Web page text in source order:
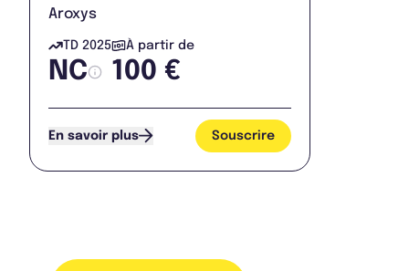
Aroxys
TD 2025
NC
À partir de
100 €
En savoir plus Souscrire